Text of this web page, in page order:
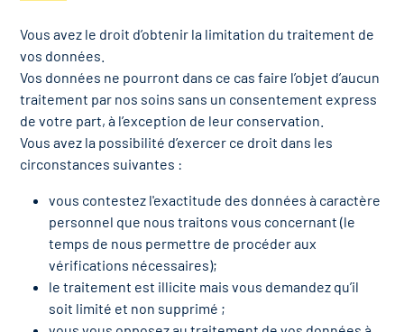
Vous avez le droit d’obtenir la limitation du traitement de
vos données.
Vos données ne pourront dans ce cas faire l’objet d’aucun
traitement par nos soins sans un consentement express
de votre part, à l’exception de leur conservation.
Vous avez la possibilité d’exercer ce droit dans les
circonstances suivantes :
vous contestez l'exactitude des données à caractère
personnel que nous traitons vous concernant (le
temps de nous permettre de procéder aux
vérifications nécessaires);
le traitement est illicite mais vous demandez qu’il
soit limité et non supprimé ;